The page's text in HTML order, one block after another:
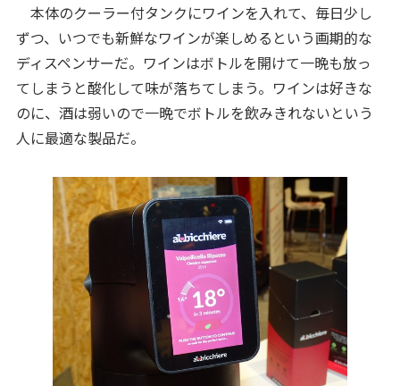
本体のクーラー付タンクにワインを入れて、毎日少し
ずつ、いつでも新鮮なワインが楽しめるという画期的な
ディスペンサーだ。ワインはボトルを開けて一晩も放っ
てしまうと酸化して味が落ちてしまう。ワインは好きな
のに、酒は弱いので一晩でボトルを飲みきれないという
人に最適な製品だ。